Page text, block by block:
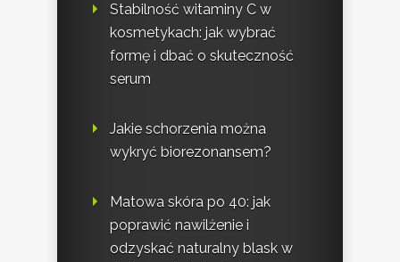
Stabilność witaminy C w
kosmetykach: jak wybrać
formę i dbać o skuteczność
serum
Jakie schorzenia można
wykryć biorezonansem?
Matowa skóra po 40: jak
poprawić nawilżenie i
odzyskać naturalny blask w